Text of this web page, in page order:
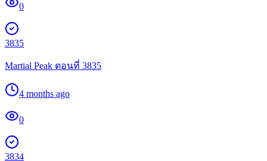
0
3835
Martial Peak ตอนที่ 3835
4 months ago
0
3834